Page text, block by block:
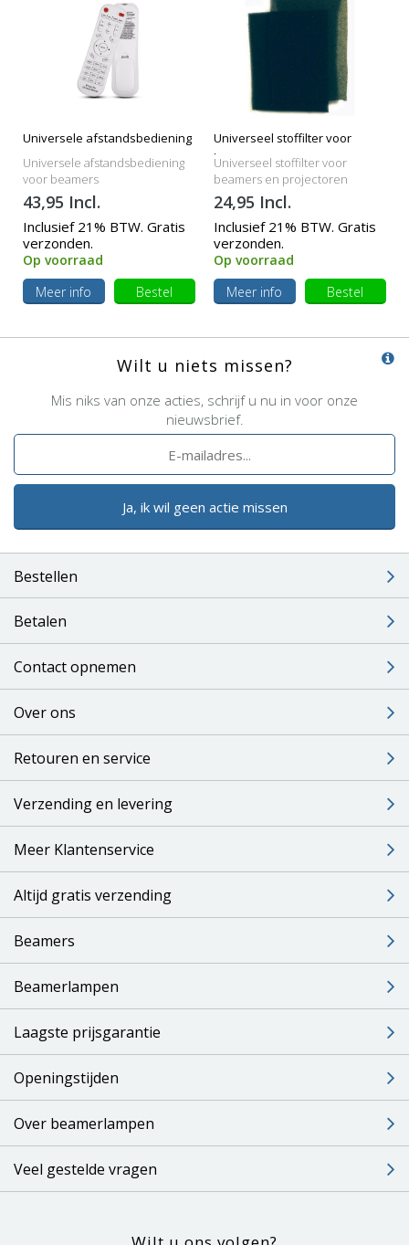
Universele afstandsbediening
Universele afstandsbediening
voor beamers
43,95 Incl.
Inclusief 21% BTW. Gratis
verzonden.
Op voorraad
Meer info
Bestel
Universeel stoffilter voor
beamers
Universeel stoffilter voor
beamers en projectoren
24,95 Incl.
Inclusief 21% BTW. Gratis
verzonden.
Op voorraad
Meer info
Bestel
Wilt u niets missen?
Mis niks van onze acties, schrijf u nu in voor onze
nieuwsbrief.
Ja, ik wil geen actie missen
Bestellen
Betalen
Contact opnemen
Over ons
Retouren en service
Verzending en levering
Meer Klantenservice
Altijd gratis verzending
Beamers
Beamerlampen
Laagste prijsgarantie
Openingstijden
Over beamerlampen
Veel gestelde vragen